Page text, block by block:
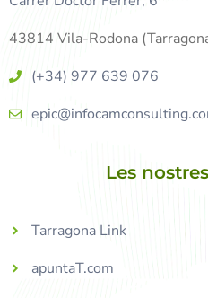
43814 Vila-Rodona
(+34) 977 639 076
Les
Tarragona Link
apuntaT.com